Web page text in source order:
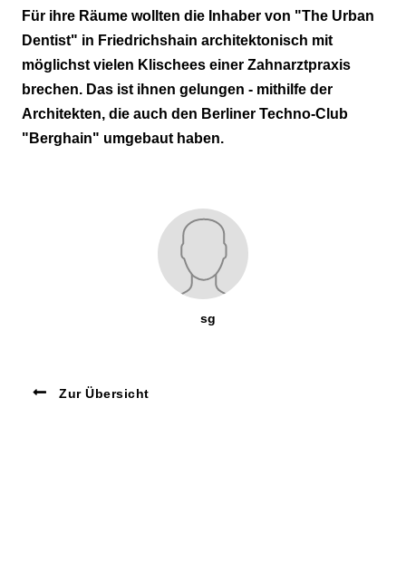
Für ihre Räume wollten die Inhaber von "The Urban
Dentist" in Friedrichshain architektonisch mit
möglichst vielen Klischees einer Zahnarztpraxis
brechen. Das ist ihnen gelungen - mithilfe der
Architekten, die auch den Berliner Techno-Club
"Berghain" umgebaut haben.
sg
Zur Übersicht